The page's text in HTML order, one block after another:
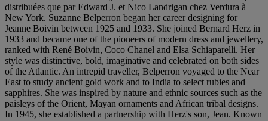
distribuées que par Edward J. et Nico Landrigan chez Verdura à
New York. Suzanne Belperron began her career designing for
Jeanne Boivin between 1925 and 1933. She joined Bernard Herz in
1933 and became one of the pioneers of modern dress and jewellery,
ranked with René Boivin, Coco Chanel and Elsa Schiaparelli. Her
style was distinctive, bold, imaginative and celebrated on both sides
of the Atlantic. An intrepid traveller, Belperron voyaged to the Near
East to study ancient gold work and to India to select rubies and
sapphires. She was inspired by nature and ethnic sources such as the
paisleys of the Orient, Mayan ornaments and African tribal designs.
In 1945, she established a partnership with Herz's son, Jean. Known